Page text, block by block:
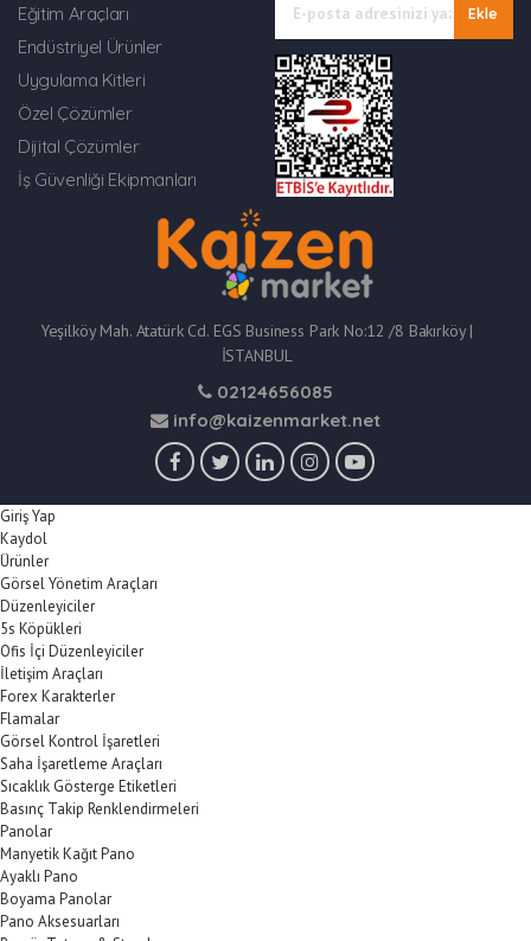
Eğitim Araçları
Endüstriyel Ürünler
Uygulama Kitleri
Özel Çözümler
Dijital Çözümler
İş Güvenliği Ekipmanları
Ekle
Yeşilköy Mah. Atatürk Cd. EGS Business Park No:12 /8 Bakırköy |
İSTANBUL
02124656085
info@kaizenmarket.net
Giriş Yap
Kaydol
Ürünler
Görsel Yönetim Araçları
Düzenleyiciler
5s Köpükleri
Ofis İçi Düzenleyiciler
İletişim Araçları
Forex Karakterler
Flamalar
Görsel Kontrol İşaretleri
Saha İşaretleme Araçları
Sıcaklık Gösterge Etiketleri
Basınç Takip Renklendirmeleri
Panolar
Manyetik Kağıt Pano
Ayaklı Pano
Boyama Panolar
Pano Aksesuarları